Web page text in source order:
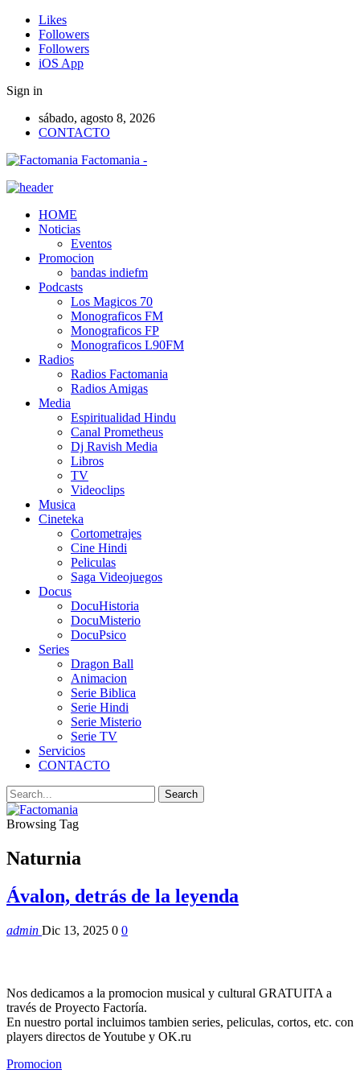
Likes
Followers
Followers
iOS App
Sign in
sábado, agosto 8, 2026
CONTACTO
Factomania -
HOME
Noticias
Eventos
Promocion
bandas indiefm
Podcasts
Los Magicos 70
Monograficos FM
Monograficos FP
Monograficos L90FM
Radios
Radios Factomania
Radios Amigas
Media
Espiritualidad Hindu
Canal Prometheus
Dj Ravish Media
Libros
TV
Videoclips
Musica
Cineteka
Cortometrajes
Cine Hindi
Peliculas
Saga Videojuegos
Docus
DocuHistoria
DocuMisterio
DocuPsico
Series
Dragon Ball
Animacion
Serie Biblica
Serie Hindi
Serie Misterio
Serie TV
Servicios
CONTACTO
Browsing Tag
Naturnia
Ávalon, detrás de la leyenda
admin Dic 13, 2025 0 0
Nos dedicamos a la promocion musical y cultural GRATUITA a
través de Proyecto Factoría.
En nuestro portal incluimos tambien series, peliculas, cortos, etc. con
players directos de Youtube y OK.ru
Promocion